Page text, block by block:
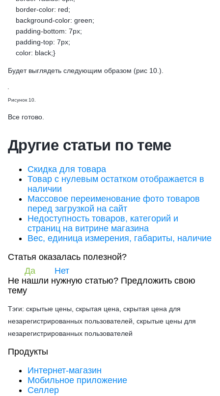
border-color: red;
background-color: green;
padding-bottom: 7px;
padding-top: 7px;
color: black;}
Будет выглядеть следующим образом (рис 10.).
Рисунок 10.
Все готово.
Другие статьи по теме
Скидка для товара
Товар с нулевым остатком отображается в
наличии
Массовое переименование фото товаров
перед загрузкой на сайт
Недоступность товаров, категорий и
страниц на витрине магазина
Вес, единица измерения, габариты, наличие
Статья оказалась полезной?
Да
Нет
Не нашли нужную статью? Предложить свою
тему
Тэги: скрытые цены, скрытая цена, скрытая цена для
незарегистрированных пользователей, скрытые цены для
незарегистрированных пользователей
Продукты
Интернет-магазин
Мобильное приложение
Селлер